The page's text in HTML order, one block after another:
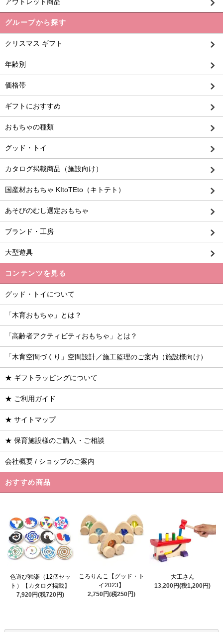
グループから探す
クリスマス ギフト
年齢別
価格帯
ギフトにおすすめ
おもちゃの種類
グッド・トイ
カタログ掲載商品（施設向け）
国産材おもちゃ KItoTEto（キトテト）
あそびのむし選定おもちゃ
ブランド・工房
大型遊具
コンテンツを見る
グッド・トイについて
「木育おもちゃ」とは？
「高齢者アクティビティおもちゃ」とは？
「木育空間づくり」空間設計／施工監理のご案内（施設様向け）
★ ギフトラッピングについて
★ ご利用ガイド
★ サイトマップ
★ 保育施設様のご購入・ご相談
会社概要 / ショップのご案内
おすすめ商品
色遊び独楽（12個セッ
ト）【カタログ掲載】
7,920円(税720円)
ころりんこ【グッド・ト
イ2023】
2,750円(税250円)
大工さん
13,200円(税1,200円)